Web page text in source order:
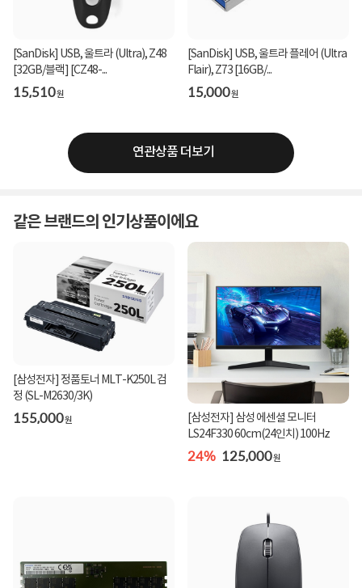
[SanDisk] USB, 울트라 (Ultra), Z48
[32GB/블랙] [CZ48-...
15,510원
[SanDisk] USB, 울트라 플레어 (Ultra
Flair), Z73 [16GB/...
15,000원
연관상품 더보기
같은 브랜드의 인기상품이에요
[삼성전자] 정품토너 MLT-K250L 검
정 (SL-M2630/3K)
155,000원
[삼성전자] 삼성 에센셜 모니터
LS24F330 60cm(24인치) 100Hz
24% 125,000원